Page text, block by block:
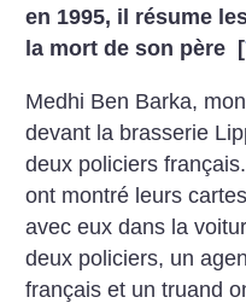
en 1995, il résume
la mortde son père [
Medhi Ben Barka,
devant la brasserie
deux policiers
ont montré leurs
avec eux dans la
deux policiers, un
français et un truand